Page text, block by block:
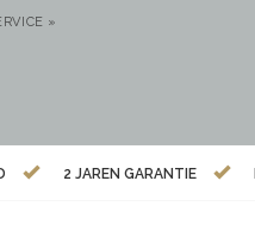
»
2 JAREN GARANTIE